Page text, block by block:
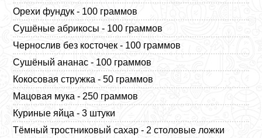
Орехи фундук - 100 граммов
Сушёные абрикосы - 100 граммов
Чернослив без косточек - 100 граммов
Сушёный ананас - 100 граммов
Кокосовая стружка - 50 граммов
Мацовая мука - 250 граммов
Куриные яйца - 3 штуки
Тёмный тростниковый сахар - 2 столовые ложки